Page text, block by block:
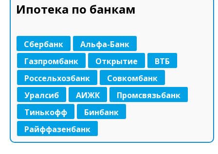
Ипотека по банкам
Сбербанк
Альфа-Банк
Газпромбанк
Открытие
ВТБ
Россельхозбанк
Совкомбанк
Уралсиб
АИЖК
Промсвязьбанк
Тинькофф
Бинбанк
Райффазенбанк